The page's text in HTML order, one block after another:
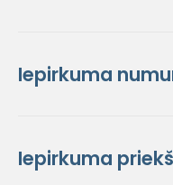
Iepirkuma
Iepirkuma